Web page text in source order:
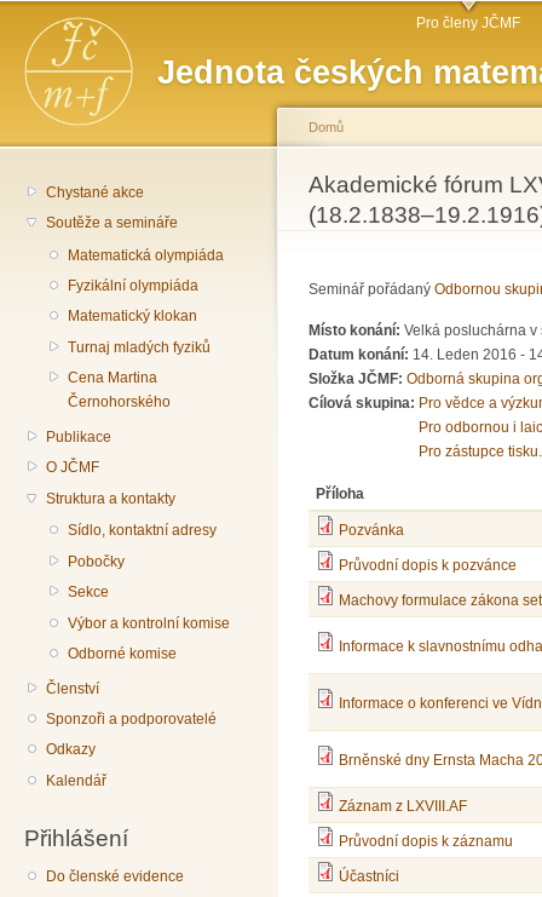
Jednota českých
Hlavní menu Pro členy JČMF
Chystané akce
Soutěže a semináře
Matematická olympiáda
Fyzikální olympiáda
Matematický klokan
Turnaj mladých fyziků
Cena Martina
Černohorského
Publikace
O JČMF
Struktura a kontakty
Sídlo, kontaktní adresy
Pobočky
Sekce
Výbor a kontrolní komise
Odborné komise
Členství
Sponzoři a podporovatelé
Odkazy
Kalendář
Přihlášení
Do členské evidence
Jste zde
Domů
Akademické fórum
Seminář pořádaný Odbornou
Místo konání: Velká posluchárna v
Datum konání: 14. Leden 2016 -
Složka JČMF: Odborná skupina
Cílová skupina: Pro vědce a
Pro odbornou i
Pro zástupce tisku.
Příloha
Pozvánka
Průvodní dopis k pozvánce
Machovy formulace zákona
Informace k slavnostnímu
Informace o konferenci ve
Brněnské dny Ernsta Macha
Záznam z LXVIII.AF
Průvodní dopis k záznamu
Účastníci